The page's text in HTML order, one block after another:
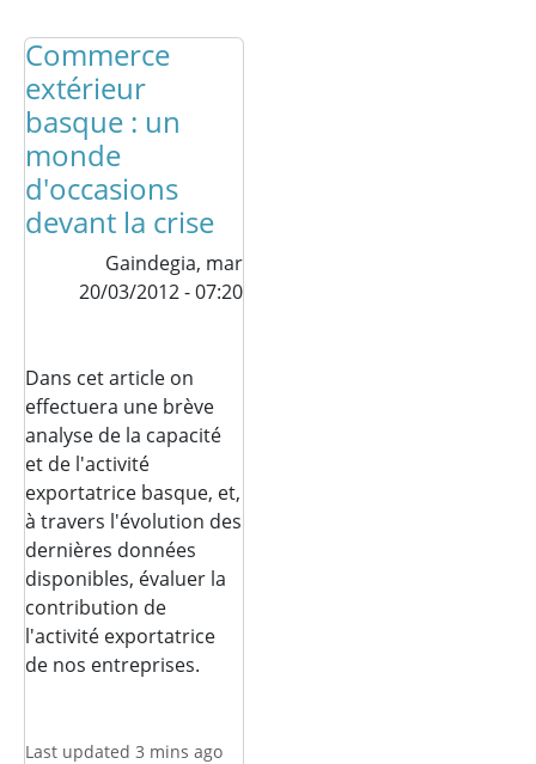
Commerce
extérieur
basque : un
monde
d'occasions
devant la crise
Gaindegia, mar
20/03/2012 - 07:20
Dans cet article on
effectuera une brève
analyse de la capacité
et de l'activité
exportatrice basque, et,
à travers l'évolution des
dernières données
disponibles, évaluer la
contribution de
l'activité exportatrice
de nos entreprises.
Last updated 3 mins ago